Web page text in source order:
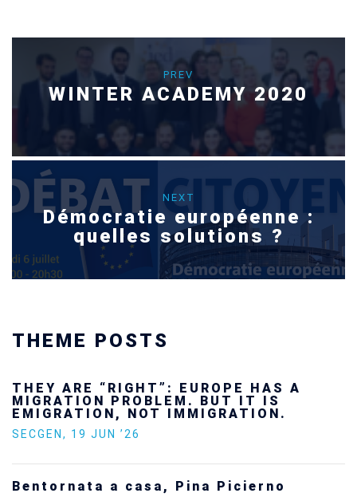
PREV
WINTER ACADEMY 2020
NEXT
Démocratie européenne :
quelles solutions ?
THEME POSTS
ARE “RIGHT”: EUROPE HAS A
PROBLEM. BUT IT IS
NOT IMMIGRATION.
,19 JUN ’26
a casa, Pina Picierno